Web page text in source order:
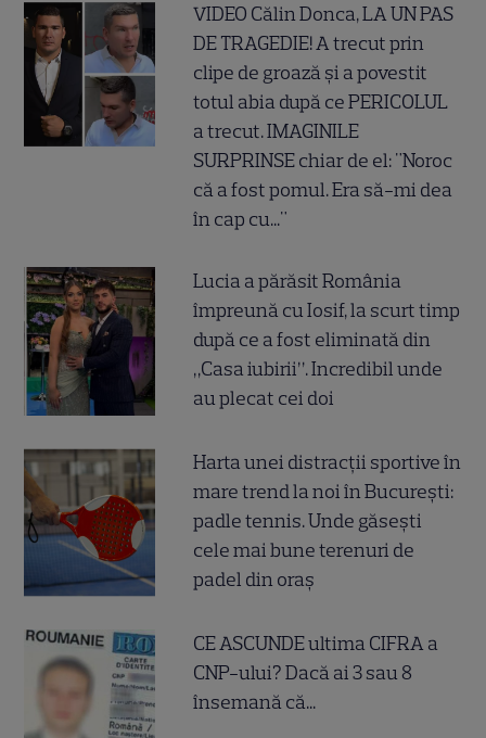
VIDEO Călin Donca, LA UN PAS
DE TRAGEDIE! A trecut prin
clipe de groază și a povestit
totul abia după ce PERICOLUL
a trecut. IMAGINILE
SURPRINSE chiar de el: "Noroc
că a fost pomul. Era să-mi dea
în cap cu..."
Lucia a părăsit România
împreună cu Iosif, la scurt timp
după ce a fost eliminată din
„Casa iubirii”. Incredibil unde
au plecat cei doi
Harta unei distracții sportive în
mare trend la noi în București:
padle tennis. Unde găsești
cele mai bune terenuri de
padel din oraș
CE ASCUNDE ultima CIFRA a
CNP-ului? Dacă ai 3 sau 8
însemană că...